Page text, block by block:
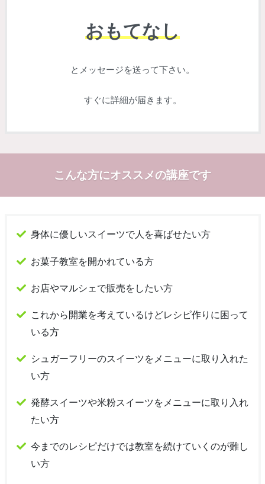
おもてなし
とメッセージを送って下さい。
すぐに詳細が届きます。
こんな方にオススメの講座です
身体に優しいスイーツで人を喜ばせたい方
お菓子教室を開かれている方
お店やマルシェで販売をしたい方
これから開業を考えているけどレシピ作りに困って
いる方
シュガーフリーのスイーツをメニューに取り入れた
い方
発酵スイーツや米粉スイーツをメニューに取り入れ
たい方
今までのレシピだけでは教室を続けていくのが難し
い方